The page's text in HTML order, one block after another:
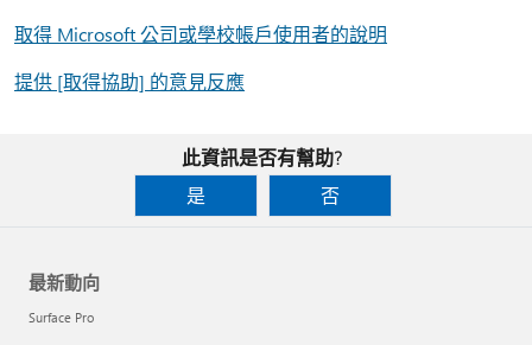
取得 Microsoft 公司或學校帳戶使用者的說明
提供 [取得協助] 的意見反應
此資訊是否有幫助?
是
否
最新動向
Surface Pro